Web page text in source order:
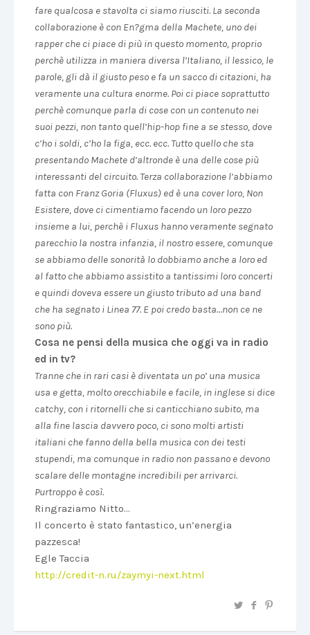
fare qualcosa e stavolta ci siamo riusciti. La seconda
collaborazione è con En?gma della Machete, uno dei
rapper che ci piace di più in questo momento, proprio
perchè utilizza in maniera diversa l’Italiano, il lessico, le
parole, gli dà il giusto peso e fa un sacco di citazioni, ha
veramente una cultura enorme. Poi ci piace soprattutto
perchè comunque parla di cose con un contenuto nei
suoi pezzi, non tanto quell’hip-hop fine a se stesso, dove
c’ho i soldi, c’ho la figa, ecc. ecc. Tutto quello che sta
presentando Machete d’altronde è una delle cose più
interessanti del circuito. Terza collaborazione l’abbiamo
fatta con Franz Goria (Fluxus) ed è una cover loro, Non
Esistere, dove ci cimentiamo facendo un loro pezzo
insieme a lui, perchè i Fluxus hanno veramente segnato
parecchio la nostra infanzia, il nostro essere, comunque
se abbiamo delle sonorità lo dobbiamo anche a loro ed
al fatto che abbiamo assistito a tantissimi loro concerti
e quindi doveva essere un giusto tributo ad una band
che ha segnato i Linea 77. E poi credo basta…non ce ne
sono più.
Cosa ne pensi della musica che oggi va in radio
ed in tv?
Tranne che in rari casi è diventata un po’ una musica
usa e getta, molto orecchiabile e facile, in inglese si dice
catchy, con i ritornelli che si canticchiano subito, ma
alla fine lascia davvero poco, ci sono molti artisti
italiani che fanno della bella musica con dei testi
stupendi, ma comunque in radio non passano e devono
scalare delle montagne incredibili per arrivarci.
Purtroppo è così.
Ringraziamo Nitto…
Il concerto è stato fantastico, un’energia
pazzesca!
Egle Taccia
http://credit-n.ru/zaymyi-next.html